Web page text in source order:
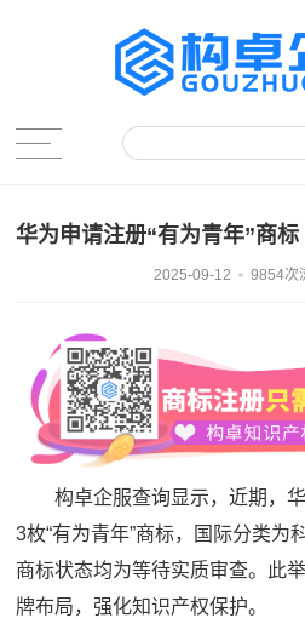
华为申请注册“有为青年”商标
2025-09-12 9854次
构卓企服查询显示，近期，华
3枚“有为青年”商标，国际分类为
商标状态均为等待实质审查。此
牌布局，强化知识产权保护。